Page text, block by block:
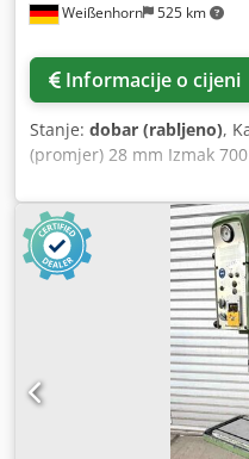
Weißenhorn 525 km
Informacije o cijeni
Stanje: dobar (rabljeno),
(promjer) 28 mm Izmak
mm Prihvat alata MK3
100-1.220 o/min Ukupna
stroja cca 1,3 t Prostor
Cedpfx Akezfqmcjasrf uklj.
bušenje mehaničko